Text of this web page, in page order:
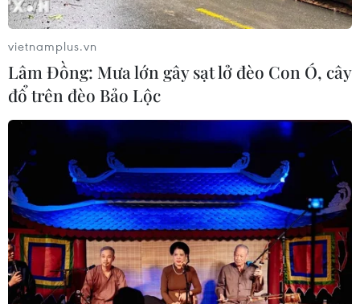
Cao tốc Mai Sơn-Quốc lộ 45 gấp
rút hoàn thiện trước ngày khánh thành
25/04/2023 02:18
vietnamplus.vn
Lâm Đồng: Mưa lớn gây sạt lở đèo Con Ó, cây
đổ trên đèo Bảo Lộc